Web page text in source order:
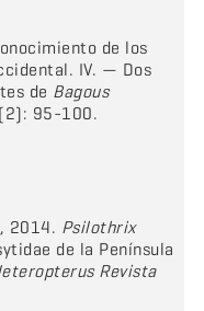
de los
IV. — Dos
de Bagous
95-100.
2014. Psilothrix
de la Península
Revista